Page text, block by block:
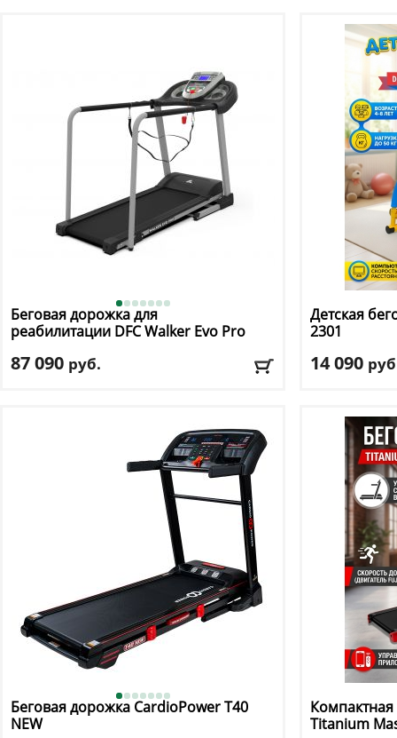
: автоматическая
БЕСПЛАТНО, 2-3 дня
Макс. вес: 100
Скорость: 10
Мощность
Регулировка
Доставка:
Беговая дорожка для
реабилитации DFCWalker Evo Pro
87 090 руб.
: 3 л.с.
Регулировка угла наклона: ручная
БЕСПЛАТНО, 2-3 дня
Детская
2301
14 090
Макс. вес: 50
Мощность
Регулировка
Доставка:
Беговая дорожка CardioPowerT40
NEW
Titanium